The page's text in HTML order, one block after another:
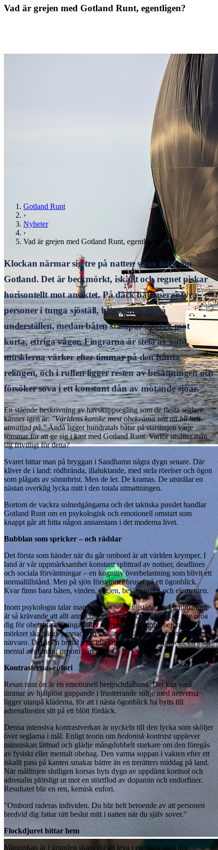
Vad är grejen med Gotland Runt, egentligen?
Gotland Runt
›
Nyheter
›
Vad är grejen med Gotland Runt, egentligen?
Klockan närmar sig tre på natten strax öster om
Gotland. Det är beckmörkt, iskallt och regnet piskar
horisontellt mot ansiktet. På däck balanserar fyra
personer i tunga sjöställ, blöta ända in på
underställen, medan båten stampar brutalt mot
korta, ettriga vågor. Fingrarna är stela av köld,
musklerna värker efter timmar på den hårda
relingen, och i ruffen ligger resten av besättningen och
försöker sova i ett konstant dån av mötande sjöar.
En stående beskrivning av havskappsegling som de flesta seglare
känner igen är: "Världens kanske mest obekväma sätt att bli helt
utmattad på."Ändå ligger hundratals båtar på startlinjen varje
sommar för att ge sig i kast med Gotland Runt. Varför utsätter man
sig frivilligt för detta?
Svaret hittar man på bryggan i Sandhamn några dygn senare. Där
kliver de i land: rödbrända, illaluktande, med stela rörelser och ögon
som plågats av sömnbrist. Men de ler. De kramas. De utstrålar en
nästan overklig lycka mitt i den totala utmattningen.
Bortom de vackra solnedgångarna och det taktiska pusslet handlar
Gotland Runt om en psykologisk och emotionell omstart som
knappt går att hitta någon annanstans i det moderna livet.
Bubblan som spricker – och räddar
Det första som händer när du går ombord är att världen krymper. I
land är vår uppmärksamhet konstant splittrad av notiser, deadlines
och sociala förväntningar – en kognitiv överbelastning som blivit ett
normaltillstånd. Men på sjön försvinner bruset på ett ögonblick.
Kvar finns bara båten, vinden, seglen, besättningen och elementen.
Inom psykologin talar man om flow– det tillstånd där en utmaning
är så krävande att allt annat raderas ut. Du kan helt enkelt inte oroa
dig för obetalda räkningar eller morgondagens jobbmejl när du i
mörkret ska bärga gennackern i kuling. Hjärnan tvingas till absolut
närvaro. Det är en brutal men effektiv form av mindfulness; en total
mental avgiftning genom hårt arbete.
Kontrasternas eufori
Resan runt ön är en emotionell bergochdalbana. Det kan vara
timmar av hjälplöst guppande i frustrerande stiltje med nerverna
ligger utanpå kläderna, för att i nästa ögonblick ha bytts till
adrenalinstint slit på ett blött fördäck.
Denna intensiva kontrastverkan är nyckeln till den lycka som sköljer
över seglarna i mål. Enligt teorin om hedonisk kontrastupplever
människan lättnad och glädje mångdubbelt starkare om den föregås
av fysiskt eller mentalt obehag. Den varma soppan i vakten efter ett
iskallt pass på kanten smakar bättre än en trerätters middag på land.
När mållinjen slutligen korsas byts dygn av uppdämt kortisol och
adrenalin plötsligt ut mot en störtflod av dopamin och endorfiner.
Resultatet blir en ren, kemisk eufori.
"Ombord raderas individen. Du blir helt beroende av att personen
bredvid dig fattar rätt beslut mitt i natten när du själv sover."
Flockdjuret hittar hem
Människan är i grunden skapt för att leva i en stam, men det